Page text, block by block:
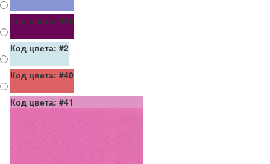
Код цвета: #16
Код цвета: #2
Код цвета: #40
Код цвета: #41